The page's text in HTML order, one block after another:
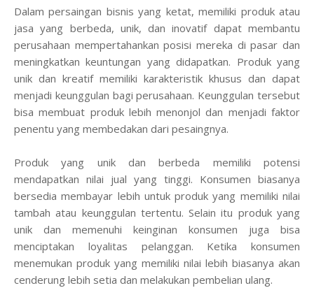
Dalam persaingan bisnis yang ketat, memiliki produk atau
jasa yang berbeda, unik, dan inovatif dapat membantu
perusahaan mempertahankan posisi mereka di pasar dan
meningkatkan keuntungan yang didapatkan. Produk yang
unik dan kreatif memiliki karakteristik khusus dan dapat
menjadi keunggulan bagi perusahaan. Keunggulan tersebut
bisa membuat produk lebih menonjol dan menjadi faktor
penentu yang membedakan dari pesaingnya.
Produk yang unik dan berbeda memiliki potensi
mendapatkan nilai jual yang tinggi. Konsumen biasanya
bersedia membayar lebih untuk produk yang memiliki nilai
tambah atau keunggulan tertentu. Selain itu produk yang
unik dan memenuhi keinginan konsumen juga bisa
menciptakan loyalitas pelanggan. Ketika konsumen
menemukan produk yang memiliki nilai lebih biasanya akan
cenderung lebih setia dan melakukan pembelian ulang.